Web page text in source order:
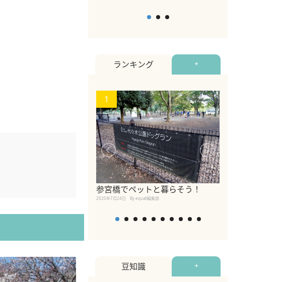
ランキング +
1
参宮橋でペットと暮らそう！
2020年7月24日 By equall編集部
豆知識 +